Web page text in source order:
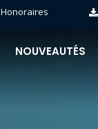
Honoraires
NOUVEAUTÉS